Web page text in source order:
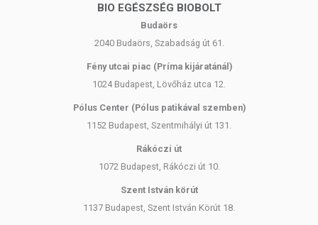
BIO EGÉSZSÉG BIOBOLT
Budaörs
2040 Budaörs, Szabadság út 61.
Fény utcai piac (Príma kijáratánál)
1024 Budapest, Lövőház utca 12.
Pólus Center (Pólus patikával szemben)
1152 Budapest, Szentmihályi út 131.
Rákóczi út
1072 Budapest, Rákóczi út 10.
Szent István körút
1137 Budapest, Szent István Körút 18.